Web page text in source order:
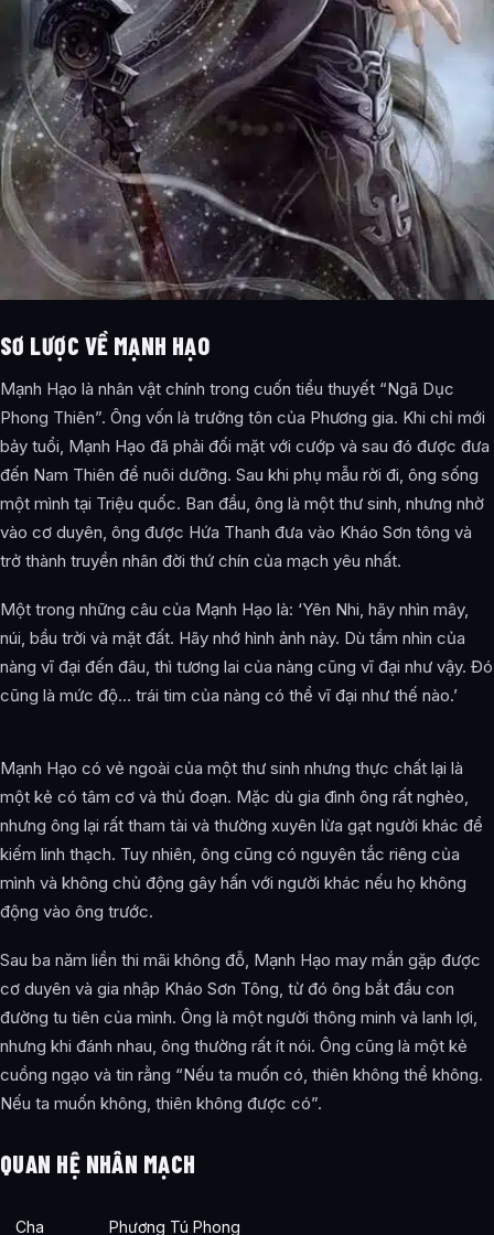
SƠ LƯỢC VỀ MẠNH HẠO
Mạnh Hạo là nhân vật chính trong cuốn tiểu thuyết “Ngã Dục
Phong Thiên”. Ông vốn là trưởng tôn của Phương gia. Khi chỉ mới
bảy tuổi, Mạnh Hạo đã phải đối mặt với cướp và sau đó được đưa
đến Nam Thiên để nuôi dưỡng. Sau khi phụ mẫu rời đi, ông sống
một mình tại Triệu quốc. Ban đầu, ông là một thư sinh, nhưng nhờ
vào cơ duyên, ông được Hứa Thanh đưa vào Kháo Sơn tông và
trở thành truyền nhân đời thứ chín của mạch yêu nhất.
Một trong những câu của Mạnh Hạo là: ‘Yên Nhi, hãy nhìn mây,
núi, bầu trời và mặt đất. Hãy nhớ hình ảnh này. Dù tầm nhìn của
nàng vĩ đại đến đâu, thì tương lai của nàng cũng vĩ đại như vậy. Đó
cũng là mức độ… trái tim của nàng có thể vĩ đại như thế nào.’
Mạnh Hạo có vẻ ngoài của một thư sinh nhưng thực chất lại là
một kẻ có tâm cơ và thủ đoạn. Mặc dù gia đình ông rất nghèo,
nhưng ông lại rất tham tài và thường xuyên lừa gạt người khác để
kiếm linh thạch. Tuy nhiên, ông cũng có nguyên tắc riêng của
mình và không chủ động gây hấn với người khác nếu họ không
động vào ông trước.
Sau ba năm liền thi mãi không đỗ, Mạnh Hạo may mắn gặp được
cơ duyên và gia nhập Kháo Sơn Tông, từ đó ông bắt đầu con
đường tu tiên của mình. Ông là một người thông minh và lanh lợi,
nhưng khi đánh nhau, ông thường rất ít nói. Ông cũng là một kẻ
cuồng ngạo và tin rằng “Nếu ta muốn có, thiên không thể không.
Nếu ta muốn không, thiên không được có”.
QUAN HỆ NHÂN MẠCH
Cha Phương Tú Phong